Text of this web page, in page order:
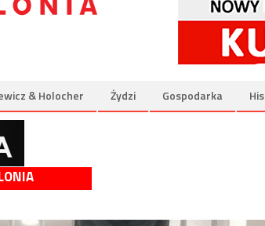
& Holocher Żydzi Gospodarka